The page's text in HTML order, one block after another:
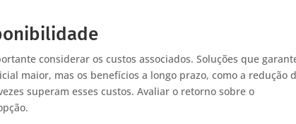
considerar os custos associados. Soluções que
maior, mas os benefícios a longo prazo, como a redução
superam esses custos. Avaliar o retorno sobre o